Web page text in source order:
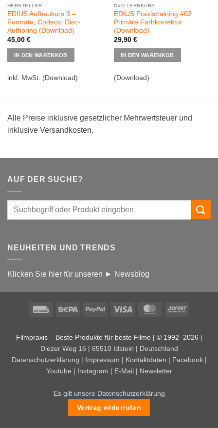
HERSTELLER
EDIUS Aufbaukurs 3 –
Formate, Codecs, Disc-
Authoring (Download)
45,00 €
IN DEN WARENKOB
inkl. MwSt. (Download)
DVD LERNKURS
EDIUS Praxistraining #02
Primäre Farbkorrektur
(Download)
29,90 €
IN DEN WARENKOB
(Download)
Alle Preise inklusive gesetzlicher Mehrwertsteuer und
inklusive Versandkosten.
AUF DER SUCHE?
NEUHEITEN UND TRENDS
Klicken Sie hier für unseren ► Newsblog
Rechung Sepa PayPal Visa MasterCardSofort
Filmpraxis – Beste Produkte für beste Filme | © 1992–2026 |
Diezer Weg 16 | 65510 Idstein | Deutschland
Datenschutzerklärung | Impressum | Kontaktdaten | Facebook|
Youtube | Instagram | E-Mail| Newsletter
Es gilt unsere Datenschutzerklärung
Vertrag widerrufen